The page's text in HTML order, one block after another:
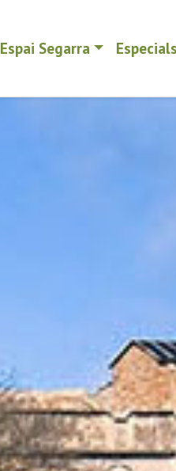
Espai Segarra Especials